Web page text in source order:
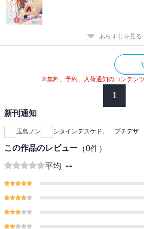
あらすじを見る
※無料、予約、入荷通知のコンテン
1
新刊通知
玉島ノン シタインデスケド。 プチデザ
この作品のレビュー （0件）
平均 --